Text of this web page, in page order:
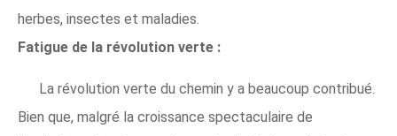
herbes, insectes et maladies.
Fatigue de la révolution verte :
La révolution verte du chemin y a beaucoup contribué.
Bien que, malgré la croissance spectaculaire de